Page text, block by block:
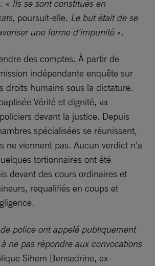
« Ils se sont constitués en
poursuit-elle. Le but était de se
une forme d’impunité».
des comptes. À partir de
indépendante enquête sur
droits humains sous la dictature.
Vérité et dignité, va
devant la justice. Depuis
spécialisées se réunissent,
ne viennent pas. Aucun verdict n’a
tortionnaires ont été
devant des cours ordinaires et
requalifiés en coups et
police ont appelé publiquement
ne pas répondre aux convocations
Sihem Bensedrine, ex-